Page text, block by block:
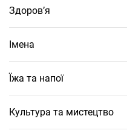
Здоров’я
Імена
Їжа та напої
Культура та мистецтво